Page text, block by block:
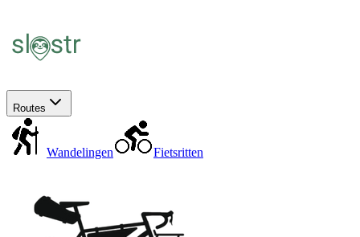
Routes
Wandelingen Fietsritten